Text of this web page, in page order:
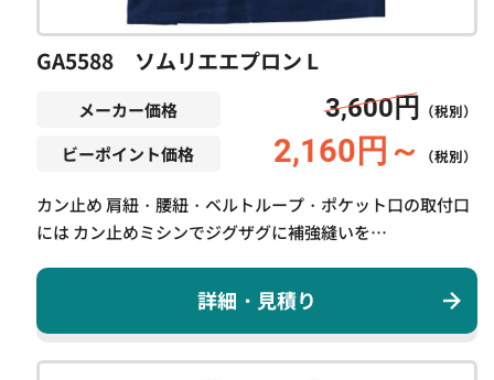
GA5588 ソムリエエプロン L
メーカー価格 3,600円 （税別）
ビーポイント価格 2,160円～ （税別）
カン止め 肩紐・腰紐・ベルトループ・ポケット口の取付口
には カン止めミシンでジグザグに補強縫いを…
詳細・見積り